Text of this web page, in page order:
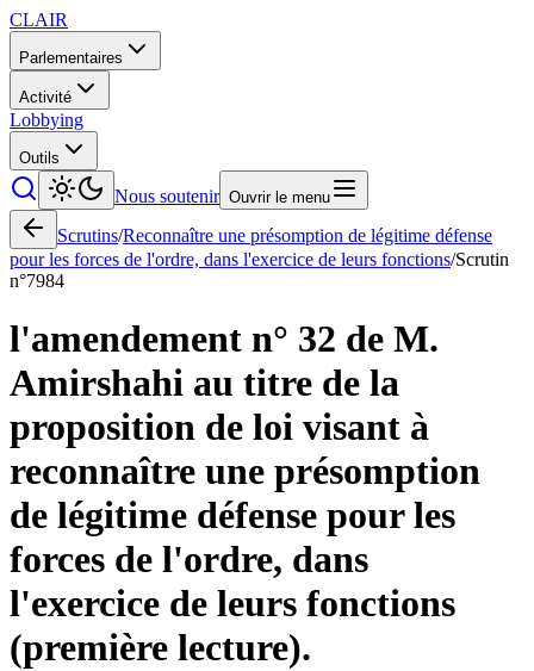
CLAIR
Parlementaires
Activité
Lobbying
Outils
Nous soutenir Ouvrir le menu
Scrutins/Reconnaître une présomption de légitime défense
pour les forces de l'ordre, dans l'exercice de leurs fonctions/Scrutin
n°7984
l'amendement n° 32 de M.
Amirshahi au titre de la
proposition de loi visant à
reconnaître une présomption
de légitime défense pour les
forces de l'ordre, dans
l'exercice de leurs fonctions
(première lecture).